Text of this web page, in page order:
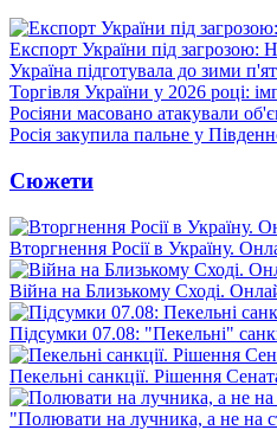
Експорт України під загрозою:
Україна підготувала до зими
Торгівля України у 2026 році:
Росіяни масовано атакували
Росія закупила пальне у
Сюжети
Вторгнення Росії в Україну.
Війна на Близькому Сході.
Підсумки 07.08: "Пекельні"
Пекельні санкції. Рішення
"Полювати на лучника, а не на